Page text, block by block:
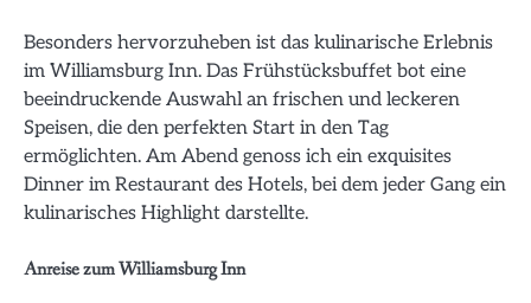
Besonders hervorzuheben ist das kulinarische Erlebnis
im Williamsburg Inn. Das Frühstücksbuffet bot eine
beeindruckende Auswahl an frischen und leckeren
Speisen, die den perfekten Start in den Tag
ermöglichten. Am Abend genoss ich ein exquisites
Dinner im Restaurant des Hotels, bei dem jeder Gang ein
kulinarisches Highlight darstellte.
Anreise zum Williamsburg Inn